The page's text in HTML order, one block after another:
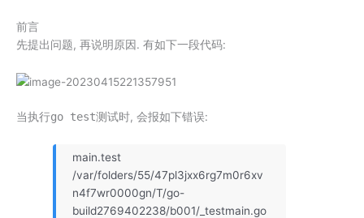
前言
先提出问题, 再说明原因. 有如下一段代码:
当执行go test测试时, 会报如下错误:
main.test
/var/folders/55/47pl3jxx6rg7m0r6xv
n4f7wr0000gn/T/go-
build2769402238/b001/_testmain.go